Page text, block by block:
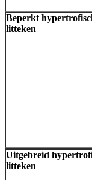
Beperkt
litteken
Uitgebreid
litteken